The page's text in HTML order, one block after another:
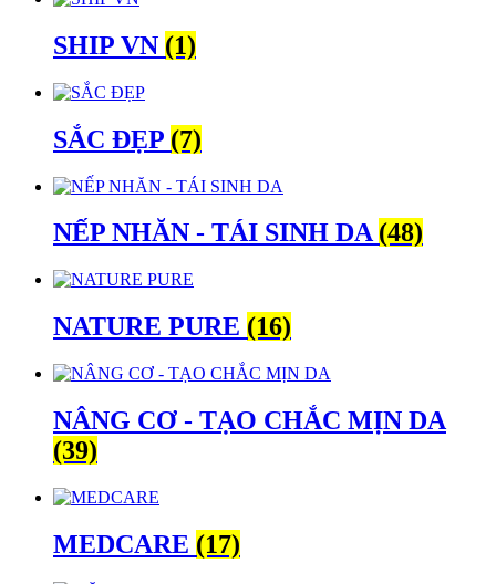
SHIP VN (1)
SẮC ĐẸP (7)
NẾP NHĂN - TÁI SINH DA(48)
NATURE PURE (16)
NÂNG CƠ - TẠO CHẮC MỊN DA
(39)
MEDCARE (17)